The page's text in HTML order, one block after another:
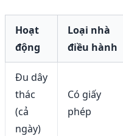
Hoạt
động
Loại nhà
điều hành
Đu dây
thác
(cả
ngày)
Có giấy
phép